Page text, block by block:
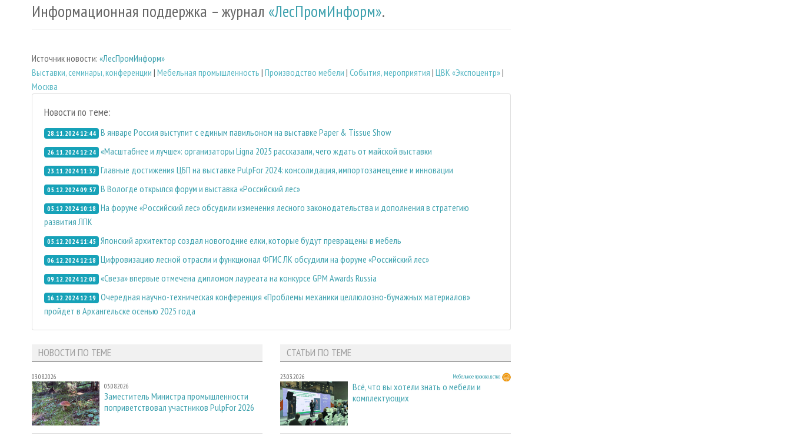
Информационная поддержка – журнал «ЛесПромИнформ».
Источник новости: «ЛесПромИнформ»
Выставки, семинары, конференции | Мебельная промышленность | Производство мебели | События, мероприятия | ЦВК «Экспоцентр»|
Москва
Новости по теме:
28.11.2024 12:44 В январе Россия выступит с единым павильоном на выставке Paper & Tissue Show
26.11.2024 12:24 «Масштабнее и лучше»: организаторы Ligna 2025 рассказали, чего ждать от майской выставки
23.11.2024 11:32 Главные достижения ЦБП на выставке PulpFor 2024: консолидация, импортозамещение и инновации
05.12.2024 09:57 В Вологде открылся форум и выставка «Российский лес»
05.12.2024 10:18 На форуме «Российский лес» обсудили изменения лесного законодательства и дополнения в стратегию
развития ЛПК
05.12.2024 11:45 Японский архитектор создал новогодние елки, которые будут превращены в мебель
06.12.2024 12:18 Цифровизацию лесной отрасли и функционал ФГИС ЛК обсудили на форуме «Российский лес»
09.12.2024 12:08 «Свеза» впервые отмечена дипломом лауреата на конкурсе GPM Awards Russia
16.12.2024 12:19 Очередная научно-техническая конференция «Проблемы механики целлюлозно-бумажных материалов»
пройдет в Архангельске осенью 2025 года
НОВОСТИ ПО ТЕМЕ
03.08.2026
03.08.2026
Заместитель Министра промышленности
поприветствовал участников PulpFor 2026
СТАТЬИ ПО ТЕМЕ
23.03.2026 Мебельное производство
Всё, что вы хотели знать о мебели и
комплектующих